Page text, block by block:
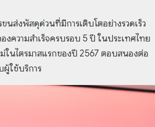
นส่งพัสดุด่วนที่มีการเติบโตอย่างรวดเร็ว
ความสำเร็จครบรอบ 5 ปี ในประเทศไทย
ในไตรมาสแรกของปี 2567 ตอบสนองต่อ
ใช้บริการ